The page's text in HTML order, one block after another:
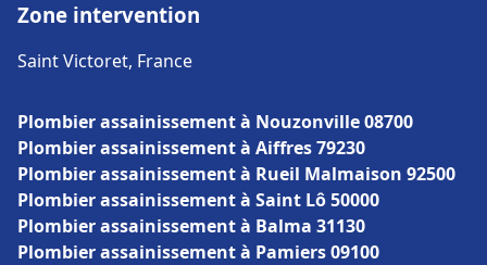
Zone intervention
Saint Victoret, France
Plombier assainissement à Nouzonville 08700
Plombier assainissement à Aiffres 79230
Plombier assainissement à Rueil Malmaison 92500
Plombier assainissement à Saint Lô 50000
Plombier assainissement à Balma 31130
Plombier assainissement à Pamiers 09100